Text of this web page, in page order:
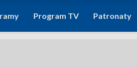
Program TV Patronaty